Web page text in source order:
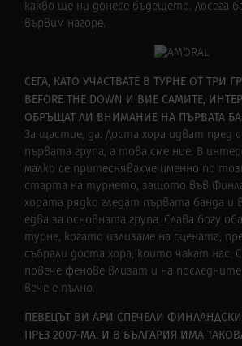
какво ще ни донесе бъдещето. Досега
вървим нагоре.
СЕГА, КАТО УЧАСТВАТЕ В ТУРНЕ ОТ ТРИ
BEFORE THE DOWN И ВИЕ САМИТЕ,
ОБРЪЩАТ ЛИ ВНИМАНИЕ НА ПЪРВАТА
За щастие, да. Доста хора идват пред
първата група, а това сме ние. В
малко се притеснявахме именно по
старта на турнето, защото във
хората рядко гледат първата банда и
едва за основната група. Слава богу
турне, когато излизаме на сцената,
събрали доста хора, които чакат нас.
повече фенове влизат и на
вече е пълно.
ПЕВЕЦЪТ ВИ АРИ СПЕЧЕЛИ
ПРЕЗ 2007-МА. И В БЪЛГАРИЯ ИМА